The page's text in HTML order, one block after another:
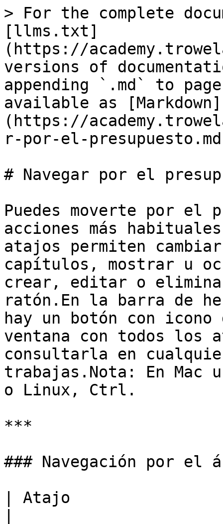
> For the complete
[llms.txt]
(https://
versions of
appending `.md` to
available as [Markdown]
(https://
r-por-el-
# Navegar por el
Puedes moverte por el
acciones más
atajos permiten
capítulos, mostrar u
crear, editar o
ratón.En la barra de
hay un botón con
ventana con todos los
consultarla en
trabajas.Nota: En Mac
o Linux, Ctrl.
***
### Navegación por el
| Atajo